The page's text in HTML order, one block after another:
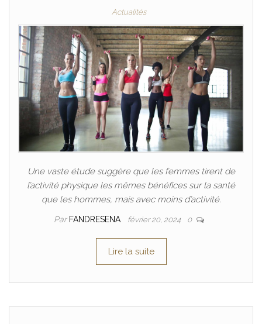
Actualités
Une vaste étude suggère que les femmes tirent de
l’activité physique les mêmes bénéfices sur la santé
que les hommes, mais avec moins d’activité.
Par FANDRESENA février 20, 2024 0
Lire la suite